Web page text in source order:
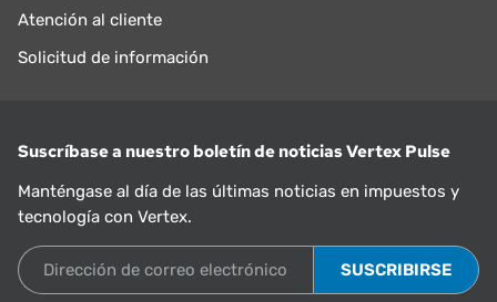
Atención al cliente
Solicitud de información
Suscríbase a nuestro boletín de noticias Vertex Pulse
Manténgase al día de las últimas noticias en impuestos y
tecnología con Vertex.
Dirección de correo electrónico